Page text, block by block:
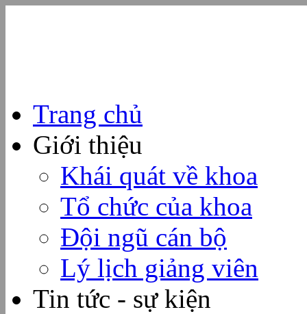
Trang chủ
Giới thiệu
Khái quát về khoa
Tổ chức của khoa
Đội ngũ cán bộ
Lý lịch giảng viên
Tin tức - sự kiện